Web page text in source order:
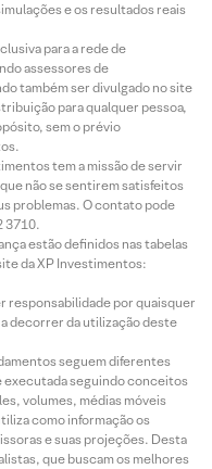
e os resultados reais
para a rede de
assessores de
também ser divulgado no site
para qualquer pessoa,
sem o prévio
tem a missão de servir
não se sentirem satisfeitos
problemas. O contato pode
3710.
estão definidos nas tabelas
da XP Investimentos:
responsabilidade por quaisquer
decorrer da utilização deste
seguem diferentes
executada seguindo conceitos
volumes, médias móveis
como informação os
e suas projeções. Desta
que buscam os melhores